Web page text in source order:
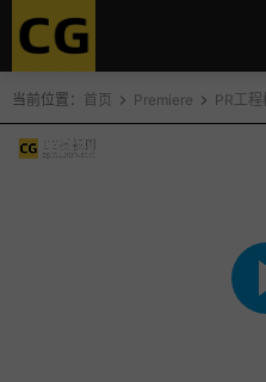
当前位置： 首页 Premiere PR工